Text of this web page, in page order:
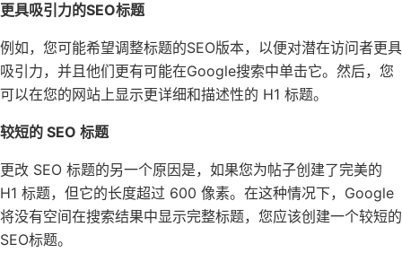
更具吸引力的SEO标题
例如，您可能希望调整标题的SEO版本，以便对潜在访问者更具
吸引力，并且他们更有可能在Google搜索中单击它。然后，您
可以在您的网站上显示更详细和描述性的 H1 标题。
较短的 SEO 标题
更改 SEO 标题的另一个原因是，如果您为帖子创建了完美的
H1 标题，但它的长度超过 600 像素。在这种情况下，Google
将没有空间在搜索结果中显示完整标题，您应该创建一个较短的
SEO标题。